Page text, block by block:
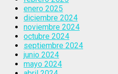
enero 2025
diciembre 2024
noviembre 2024
octubre 2024
septiembre 2024
junio 2024
mayo 2024